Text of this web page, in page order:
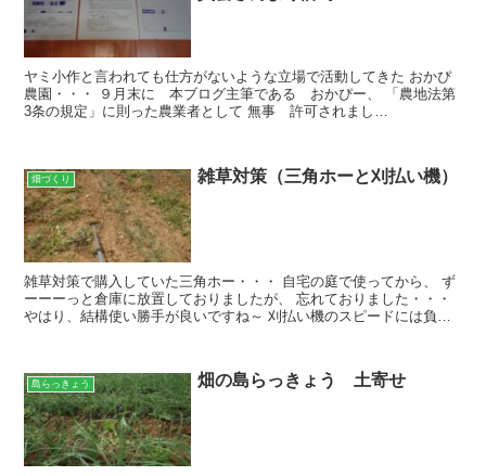
ヤミ小作と言われても仕方がないような立場で活動してきた おかぴ
農園・・・ ９月末に 本ブログ主筆である おかぴー、 「農地法第
3条の規定」に則った農業者として 無事 許可されまし
畑づくり 雑草対策（三角ホーと刈払い機）
雑草対策で購入していた三角ホー・・・ 自宅の庭で使ってから、 ず
ーーーっと倉庫に放置しておりましたが、 忘れておりました・・・
やはり、結構使い勝手が良いですね～ 刈払い機のスピードには負け
島らっきょう 畑の島らっきょう 土寄せ